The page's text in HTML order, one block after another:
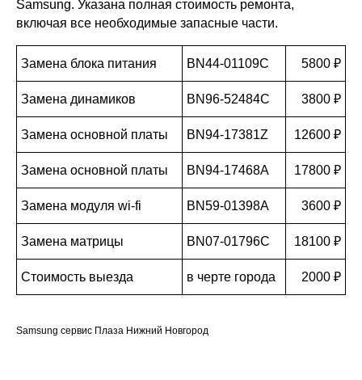
Samsung. Указана полная стоимость ремонта,
включая все необходимые запасные части.
Замена блока питания BN44-01109C 5800 ₽
Замена динамиков BN96-52484C 3800 ₽
Замена основной платы BN94-17381Z 12600 ₽
Замена основной платы BN94-17468A 17800 ₽
Замена модуля wi-fi BN59-01398A 3600 ₽
Замена матрицы BN07-01796C 18100 ₽
Стоимость выезда в черте города 2000 ₽
Samsung сервис Плаза Нижний Новгород